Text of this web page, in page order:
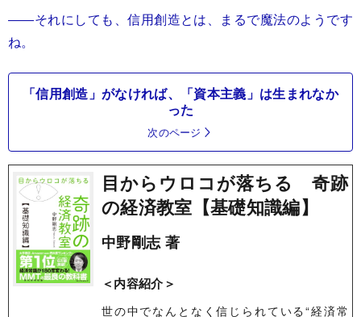
――それにしても、信用創造とは、まるで魔法のようです
ね。
「信用創造」がなければ、「資本主義」は生まれなか
った
次のページ
目からウロコが落ちる 奇跡
の経済教室【基礎知識編】
中野剛志 著
＜内容紹介＞
世の中でなんとなく信じられている“経済常